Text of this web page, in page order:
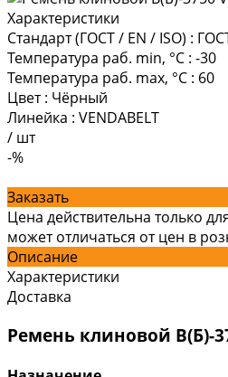
Характеристики
Стандарт (ГОСТ / EN / ISO) :
Температура раб. min, °C : -30
Температура раб. max, °C : 60
Цвет : Чёрный
Линейка : VENDABELT
/ шт
-%
Заказать
Цена действительна только
может отличаться от цен в
Описание
Характеристики
Доставка
Ремень клиновой В(Б)-